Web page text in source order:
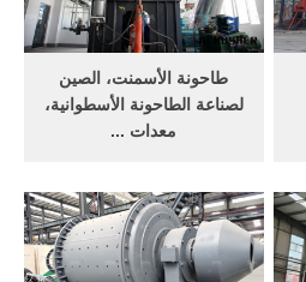
طاحونة الأسمنت، الصين
لصناعة الطاحونة الأسطوانية،
معدات ...
الأسمنت في المناطق الساحلية
لأنها مصنع ...